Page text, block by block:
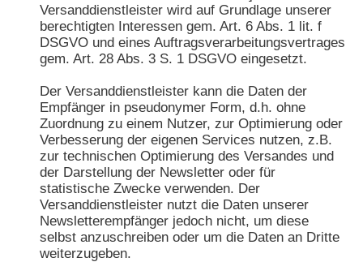
Versanddienstleister wird auf Grundlage unserer
berechtigten Interessen gem. Art. 6 Abs. 1 lit. f
DSGVO und eines Auftragsverarbeitungsvertrages
gem. Art. 28 Abs. 3 S. 1 DSGVO eingesetzt.
Der Versanddienstleister kann die Daten der
Empfänger in pseudonymer Form, d.h. ohne
Zuordnung zu einem Nutzer, zur Optimierung oder
Verbesserung der eigenen Services nutzen, z.B.
zur technischen Optimierung des Versandes und
der Darstellung der Newsletter oder für
statistische Zwecke verwenden. Der
Versanddienstleister nutzt die Daten unserer
Newsletterempfänger jedoch nicht, um diese
selbst anzuschreiben oder um die Daten an Dritte
weiterzugeben.